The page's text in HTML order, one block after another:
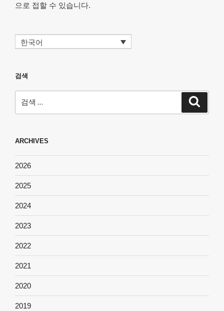
으로 접할 수 있습니다.
한국어
검색
색:
ARCHIVES
2026
2025
2024
2023
2022
2021
2020
2019